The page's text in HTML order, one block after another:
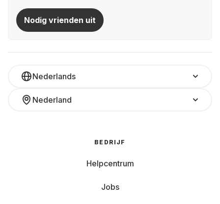
Nodig vrienden uit
Nederlands
Nederland
BEDRIJF
Helpcentrum
Jobs